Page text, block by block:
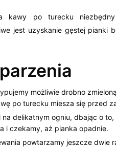
kawy po turecku
jest uzyskanie gęstej pianki
możliwie drobno
po turecku miesza się przed
delikatnym ogniu, dbając o
i czekamy, aż pianka opadnie.
powtarzamy jeszcze dwie